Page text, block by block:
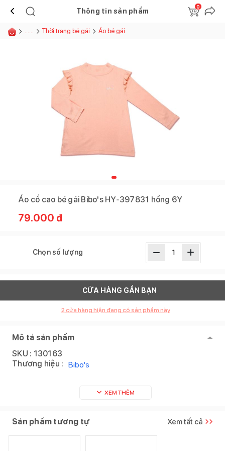
Thông tin sản phẩm
0
...... Thời trang bé gái Áo bé gái
Áo cổ cao bé gái Bibo's HY-397831 hồng 6Y
79.000 đ
Chọn số lượng
CỬA HÀNG GẦN BẠN
2 cửa hàng hiện đang có sản phẩm này
Mô tả sản phẩm
SKU : 130163
Thương hiệu : Bibo's
XEM THÊM
Sản phẩm tương tự Xem tất cả